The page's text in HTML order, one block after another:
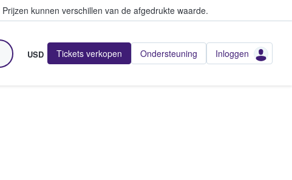
Prijzen kunnen verschillen van de afgedrukte waarde.
USD Tickets verkopen Ondersteuning Inloggen